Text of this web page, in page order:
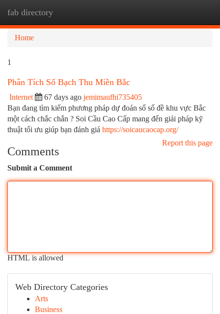
fab directory
Home
1
Phân Tích Số Bạch Thu Miền Bắc
Internet 67 days ago jemimaufhi735405
Bạn đang tìm kiếm phương pháp dự đoán số số đề khu vực Bắc
một cách chắc chắn ? Soi Cầu Cao Cấp mang đến giải pháp kỹ
thuật tối ưu giúp bạn đánh giá https://soicaucaocap.org/
Report this page
Comments
Submit a Comment
HTML is allowed
Web Directory Categories
Arts
Business